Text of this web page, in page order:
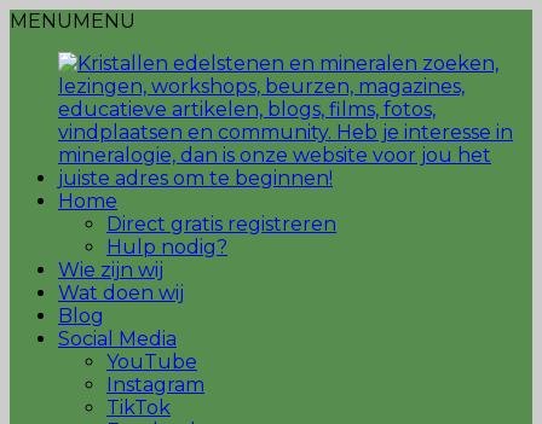
MENUMENU
Home
Direct gratis registreren
Hulp nodig?
Wie zijn wij
Wat doen wij
Blog
Social Media
YouTube
Instagram
TikTok